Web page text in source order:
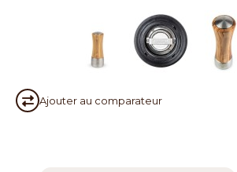
Ajouter au comparateur